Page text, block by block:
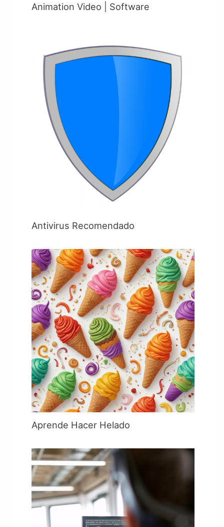
Animation Video | Software
Antivirus Recomendado
Aprende Hacer Helado